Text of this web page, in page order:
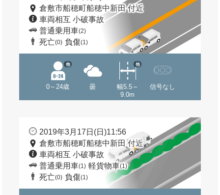
倉敷市船穂町船穂中新田 付近
車両相互 小破事故
普通乗用車(2)
死亡(0) 負傷(1)
0～24歳
他
曇
幅5.5～
9.0m
他
信号なし
2019年3月17日(日)11:56
倉敷市船穂町船穂中新田 付近
車両相互 小破事故
普通乗用車(1) 軽貨物車(1)
死亡(0) 負傷(1)